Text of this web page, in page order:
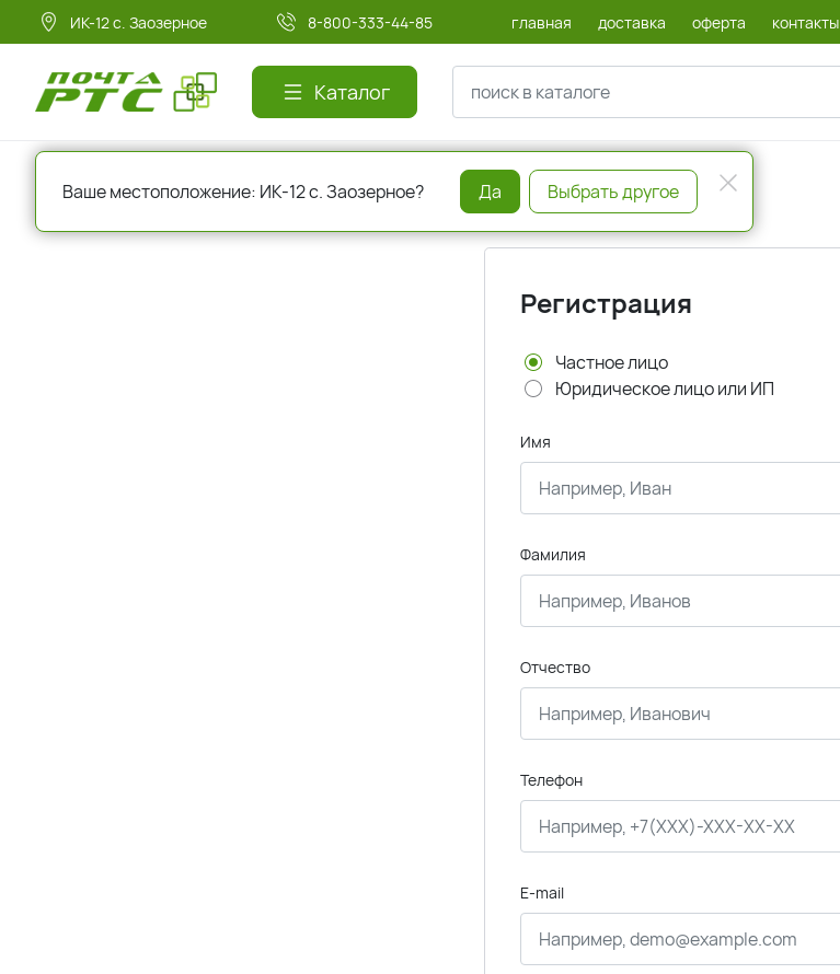
ИК-12 с. Заозерное 8-800-333-44-85 главная доставка оферта контакты
Каталог
Регистрация
Частное лицо
Юридическое лицо или ИП
Имя
Фамилия
Отчество
Телефон
E-mail
Ваше местоположение: ИК-12 с. Заозерное? Да Выбрать другое